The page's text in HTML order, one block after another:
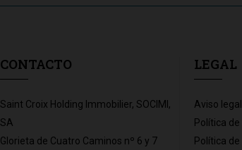
CONTACTO
Saint Croix Holding Immobilier, SOCIMI,
SA
Glorieta de Cuatro Caminos nº 6 y 7
LEGAL
Aviso legal
Política
Política